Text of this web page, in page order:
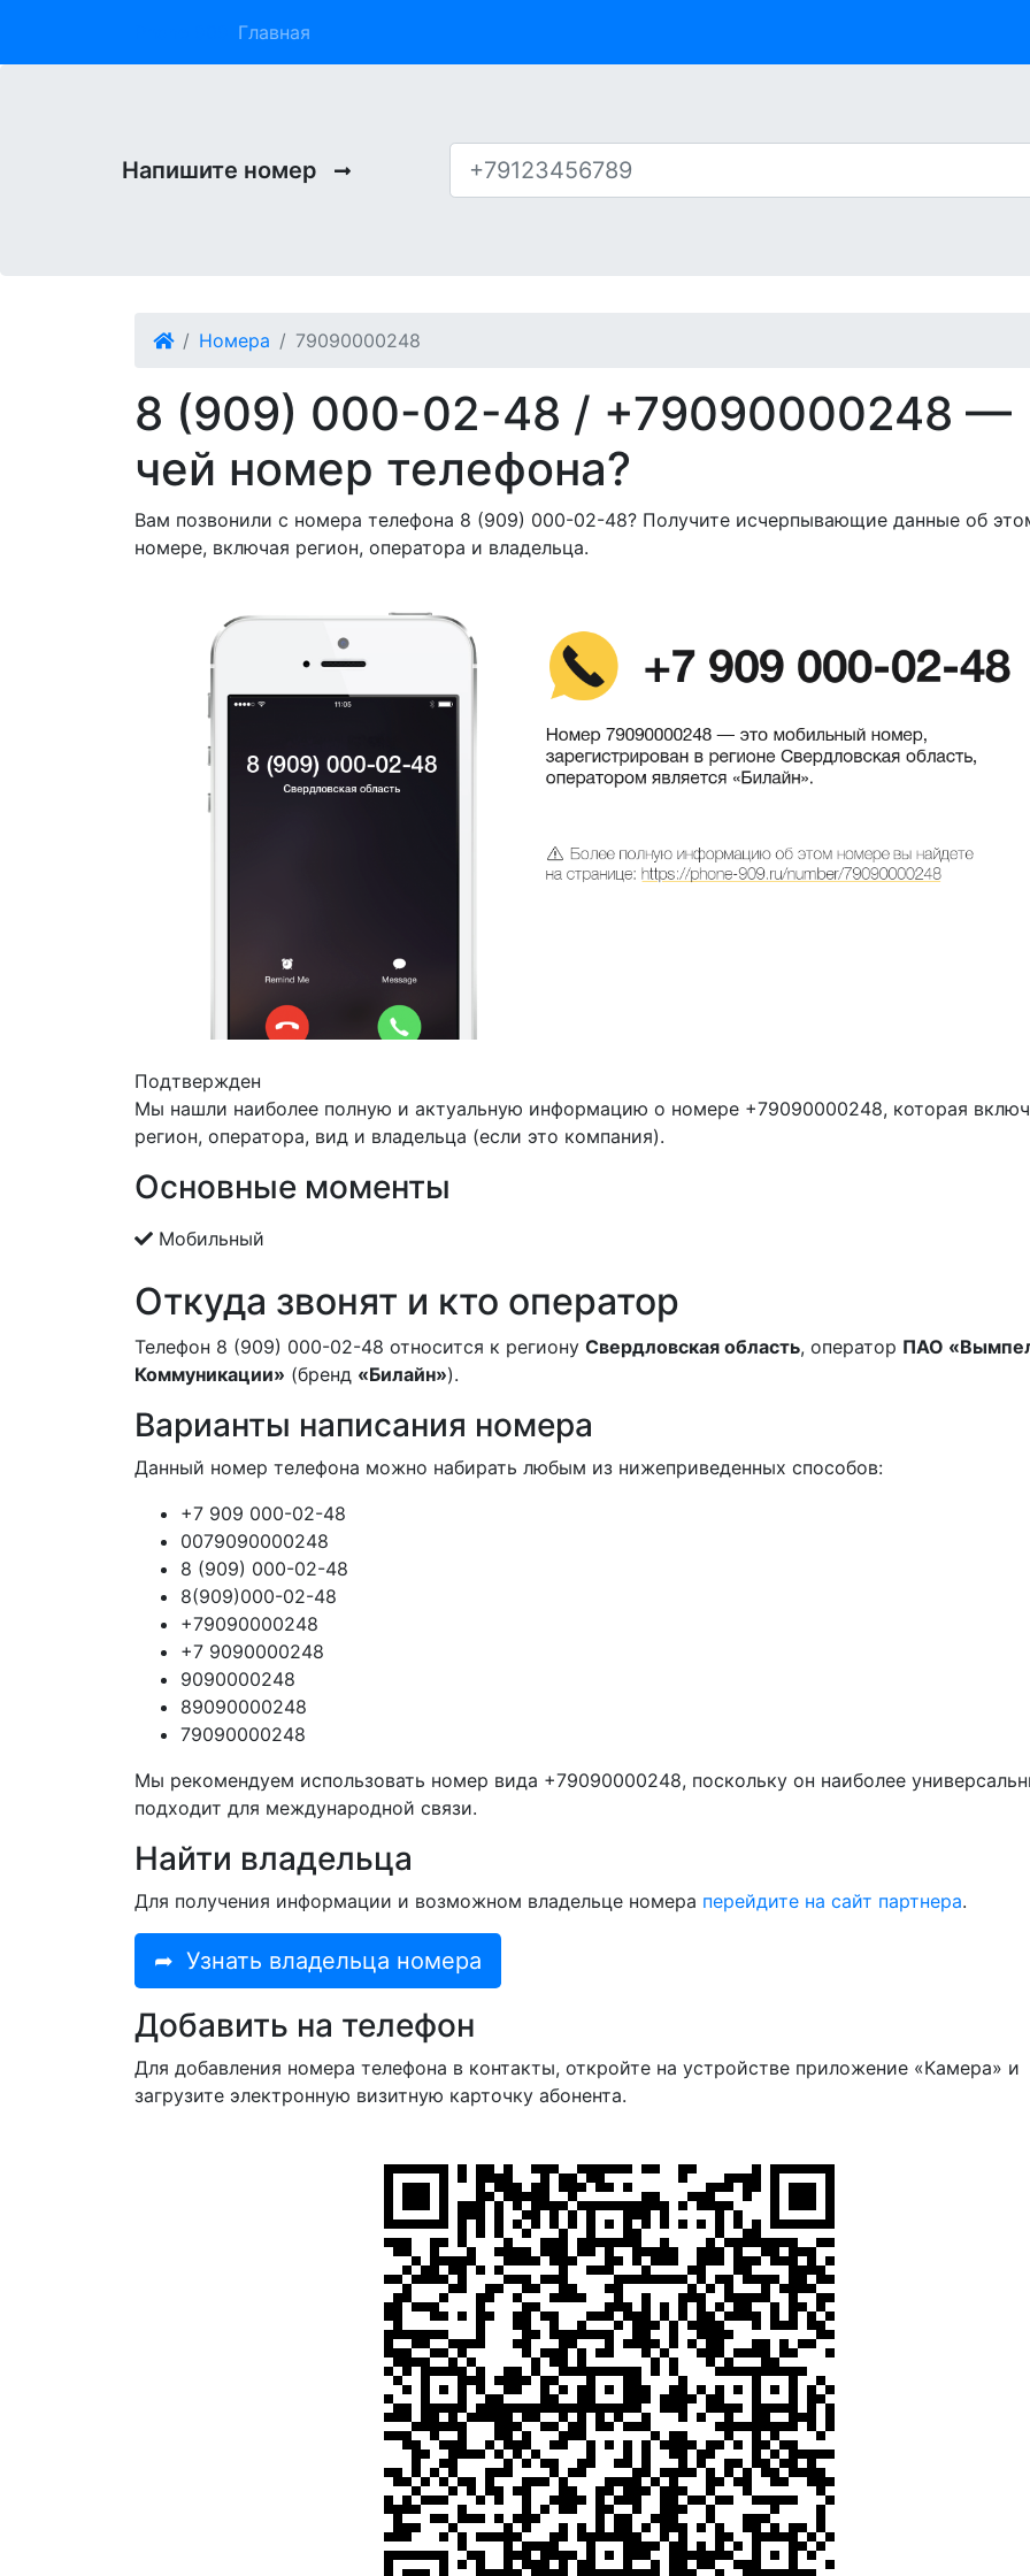
Главная
Напишите номер
Номера 79090000248
8 (909) 000-02-48 / +79090000248 —
чей номер телефона?
Вам позвонили с номера телефона 8 (909) 000-02-48? Получите исчерпывающие данные об
номере, включая регион, оператора и владельца.
Подтвержден
Мы нашли наиболее полную и актуальную информацию о номере +79090000248, которая
регион, оператора, вид и владельца (если это компания).
Основные моменты
Мобильный
Откуда звонят и кто оператор
Телефон 8 (909) 000-02-48 относится к региону Свердловская область, оператор ПАО
Коммуникации» (бренд «Билайн»).
Варианты написания номера
Данный номер телефона можно набирать любым из нижеприведенных способов:
+7 909 000-02-48
0079090000248
8 (909) 000-02-48
8(909)000-02-48
+79090000248
+7 9090000248
9090000248
89090000248
79090000248
Мы рекомендуем использовать номер вида +79090000248, поскольку он наиболее
подходит для международной связи.
Найти владельца
Для получения информации и возможном владельце номера перейдите на сайт партнера.
➦ Узнать владельца номера
Добавить на телефон
Для добавления номера телефона в контакты, откройте на устройстве приложение «Камера» и
загрузите электронную визитную карточку абонента.